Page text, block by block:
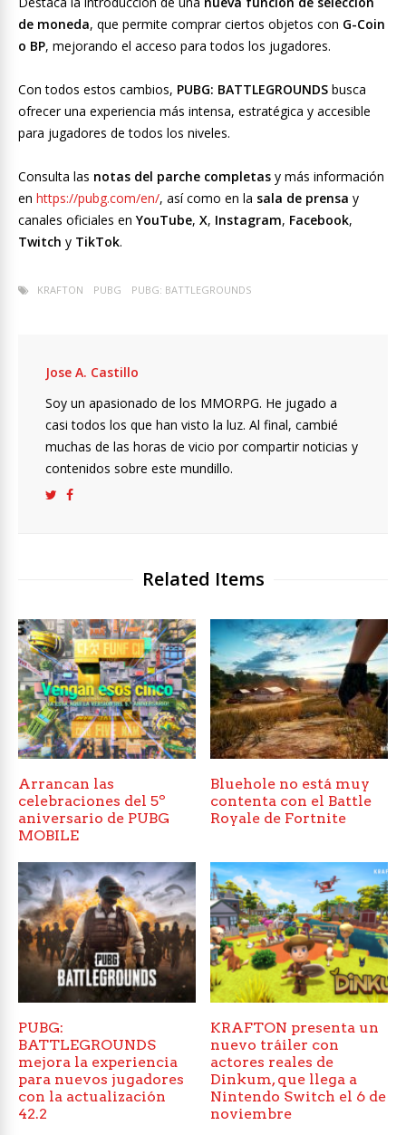
de moneda, que permite comprar ciertos objetos con G-Coin
o BP, mejorando el acceso para todos los jugadores.
Con todos estos cambios, PUBG: BATTLEGROUNDS busca
ofrecer una experiencia más intensa, estratégica y accesible
para jugadores de todos los niveles.
Consulta las notas del parche completas y más información
en https://pubg.com/en/, así como en la sala de prensa y
canales oficiales enYouTube, X, Instagram, Facebook,
Twitch y TikTok.
KRAFTON PUBG PUBG: BATTLEGROUNDS
Jose A. Castillo
Soy un apasionado de los MMORPG. He jugado a
casi todos los que han visto la luz. Al final, cambié
muchas de las horas de vicio por compartir noticias y
contenidos sobre este mundillo.
Related Items
Arrancan las
celebraciones del 5º
aniversario de PUBG
MOBILE
Bluehole no está muy
contenta con el Battle
Royale de Fortnite
PUBG:
BATTLEGROUNDS
mejora la experiencia
para nuevos jugadores
con la actualización
42.2
KRAFTON presenta un
nuevo tráiler con
actores reales de
Dinkum, que llega a
Nintendo Switch el 6 de
noviembre